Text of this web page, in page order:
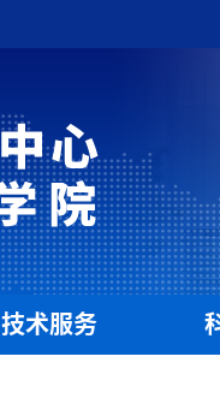
技术服务